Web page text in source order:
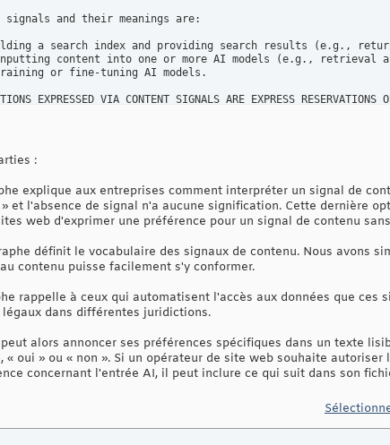
signals and their meanings are:
a search index and providing search results (e.g.,
content into one or more AI models (e.g., retrieval
or fine-tuning AI models.
EXPRESSED VIA CONTENT SIGNALS ARE EXPRESS
:
explique aux entreprises comment interpréter un signal de
et l'absence de signal n'a aucune signification. Cette dernière
web d'exprimer une préférence pour un signal de contenu
définit le vocabulaire des signaux de contenu. Nous avons
contenu puisse facilement s'y conformer.
rappelle à ceux qui automatisent l'accès aux données que ces
dans différentes juridictions.
alors annoncer ses préférences spécifiques dans un texte
« oui » ou « non ». Si un opérateur de site web souhaite
concernant l'entrée AI, il peut inclure ce qui suit dans son